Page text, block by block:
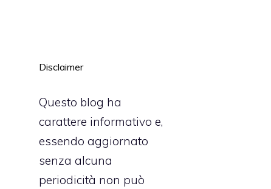
Disclaimer
Questo blog ha
carattere informativo e,
essendo aggiornato
senza alcuna
periodicità non può